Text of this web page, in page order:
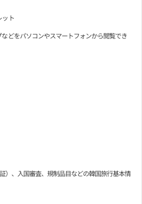
ット
どをパソコンやスマートフォンから閲覧でき
）、入国審査、規制品目などの韓国旅行基本情